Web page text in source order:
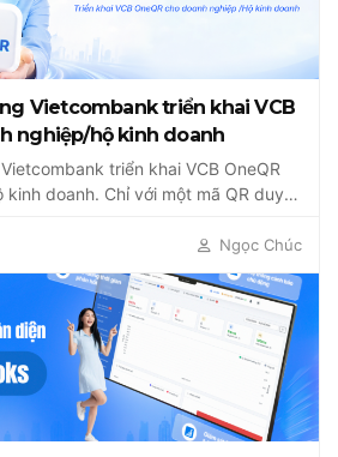
Vietcombank triển khai VCB
nghiệp/hộ kinh doanh
triển khai VCB OneQR
doanh. Chỉ với một mã QR duy
Ngọc Chúc